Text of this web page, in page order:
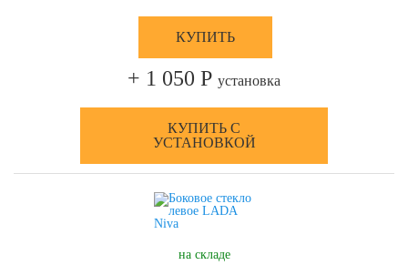
КУПИТЬ
+ 1 050 Р установка
КУПИТЬ С
УСТАНОВКОЙ
на складе